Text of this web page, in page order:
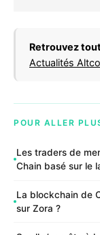
Retrouvez
Actualités
POUR ALLER
Les traders de
Chain basé sur le
La blockchain de
sur Zora ?